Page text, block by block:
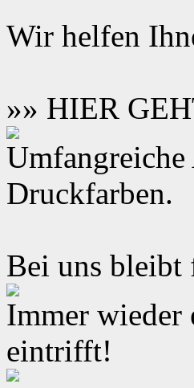
Wir helfen
»» HIER
Umfangreiche
Druckfarben.
Bei uns bleibt
Immer
eintrifft!